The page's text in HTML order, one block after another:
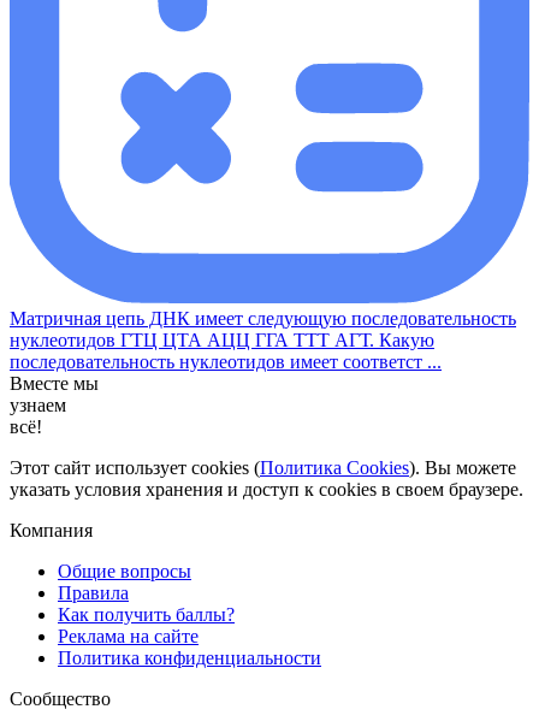
Матричная цепь ДНК имеет следующую последовательность
нуклеотидов ГТЦ ЦТА АЦЦ ГГА ТТТ АГТ. Какую
последовательность нуклеотидов имеет соответст ...
Вместе мы
узнаем
всё!
Этот сайт использует cookies (Политика Cookies). Вы можете
указать условия хранения и доступ к cookies в своем браузере.
Компания
Общие вопросы
Правила
Как получить баллы?
Реклама на сайте
Политика конфиденциальности
Сообщество